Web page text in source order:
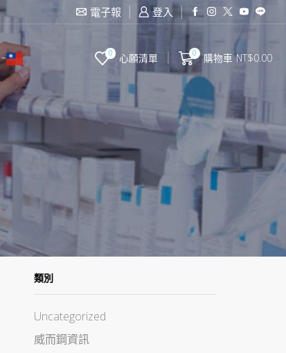
滿2000台幣免運費
電子報 登入
0 心願清單 0 購物車 NT$0.00
類別
Uncategorized
威而鋼資訊